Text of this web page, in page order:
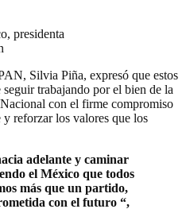
presidenta
Silvia Piña, expresó que estos
trabajando por el bien de la
con el firme compromiso
y reforzar los valores que los
adelante y caminar
el México que todos
más que un partido,
con el futuro “,